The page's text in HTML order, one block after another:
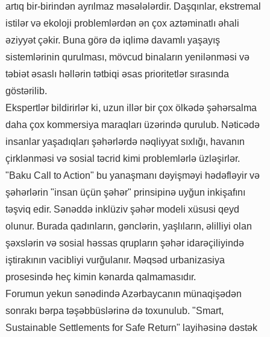
artıq bir-birindən ayrılmaz məsələlərdir. Daşqınlar, ekstremal
istilər və ekoloji problemlərdən ən çox aztəminatlı əhali
əziyyət çəkir. Buna görə də iqlimə davamlı yaşayış
sistemlərinin qurulması, mövcud binaların yenilənməsi və
təbiət əsaslı həllərin tətbiqi əsas prioritetlər sırasında
göstərilib.
Ekspertlər bildirirlər ki, uzun illər bir çox ölkədə şəhərsalma
daha çox kommersiya maraqları üzərində qurulub. Nəticədə
insanlar yaşadıqları şəhərlərdə nəqliyyat sıxlığı, havanın
çirklənməsi və sosial təcrid kimi problemlərlə üzləşirlər.
"Baku Call to Action" bu yanaşmanı dəyişməyi hədəfləyir və
şəhərlərin "insan üçün şəhər" prinsipinə uyğun inkişafını
təşviq edir. Sənəddə inklüziv şəhər modeli xüsusi qeyd
olunur. Burada qadınların, gənclərin, yaşlıların, əlilliyi olan
şəxslərin və sosial həssas qrupların şəhər idarəçiliyində
iştirakının vacibliyi vurğulanır. Məqsəd urbanizasiya
prosesində heç kimin kənarda qalmamasıdır.
Forumun yekun sənədində Azərbaycanın münaqişədən
sonrakı bərpa təşəbbüslərinə də toxunulub. "Smart,
Sustainable Settlements for Safe Return" layihəsinə dəstək